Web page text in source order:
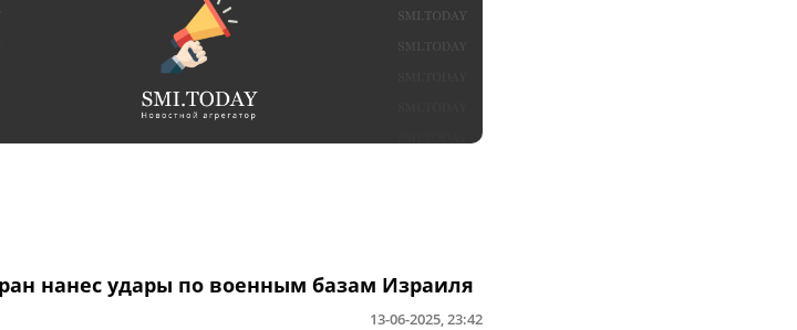
нанес удары по военным базам Израиля
13-06-2025, 23:42